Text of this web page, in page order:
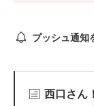
プッシュ通知
西口さん